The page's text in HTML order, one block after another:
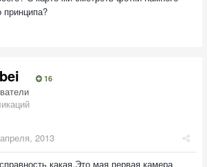
16
2013
какая.Это мая первая камера